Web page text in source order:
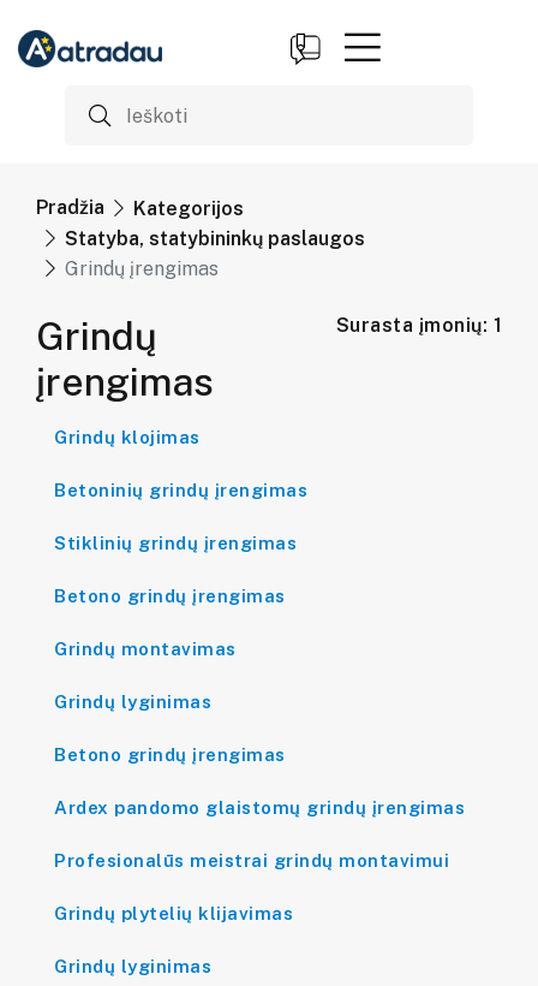
Pradžia
Kategorijos
Statyba, statybininkų paslaugos
Grindų įrengimas
Grindų
įrengimas
Surasta įmonių: 1
Grindų klojimas
Betoninių grindų įrengimas
Stiklinių grindų įrengimas
Betono grindų įrengimas
Grindų montavimas
Grindų lyginimas
Betono grindų įrengimas
Ardex pandomo glaistomų grindų įrengimas
Profesionalūs meistrai grindų montavimui
Grindų plytelių klijavimas
Grindų lyginimas